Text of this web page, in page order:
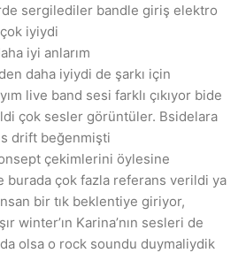
sergilediler bandle giriş elektro
iyiydi
iyi anlarım
daha iyiydi de şarkı için
live band sesi farklı çıkıyor bide
çok sesler görüntüler. Bsidelara
drift beğenmişti
çekimlerini öylesine
burada çok fazla referans verildi ya
bir tık beklentiye giriyor,
winter’ın Karina’nın sesleri de
olsa o rock soundu duymaliydik